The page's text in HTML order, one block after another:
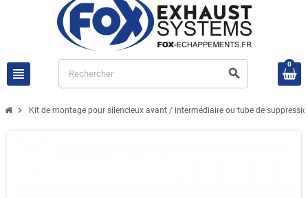
view_headline search
0
chevron_right Kit de montage pour silencieux avant / intermédiaire ou tube de